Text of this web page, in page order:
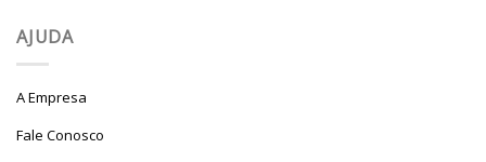
AJUDA
A Empresa
Fale Conosco